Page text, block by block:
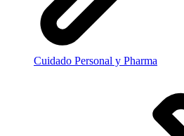
Cuidado Personal y Pharma